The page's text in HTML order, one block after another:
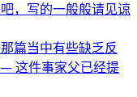
，写的一般般请见谅
篇当中有些缺乏反
这件事家父已经提